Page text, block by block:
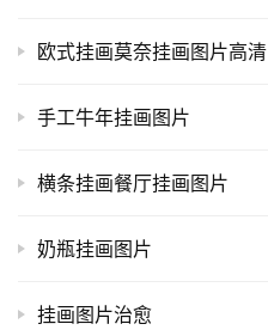
欧式挂画莫奈挂画图片高清
手工牛年挂画图片
横条挂画餐厅挂画图片
奶瓶挂画图片
挂画图片治愈